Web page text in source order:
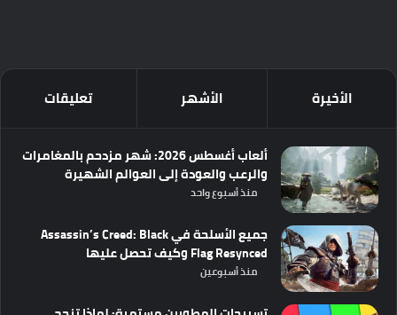
الأخيرة الأشهر تعليقات
ألعاب أغسطس 2026: شهر مزدحم بالمغامرات
والرعب والعودة إلى العوالم الشهيرة
منذ أسبوع واحد
جميع الأسلحة في Assassin’s Creed: Black
Flag Resynced وكيف تحصل عليها
منذ أسبوعين